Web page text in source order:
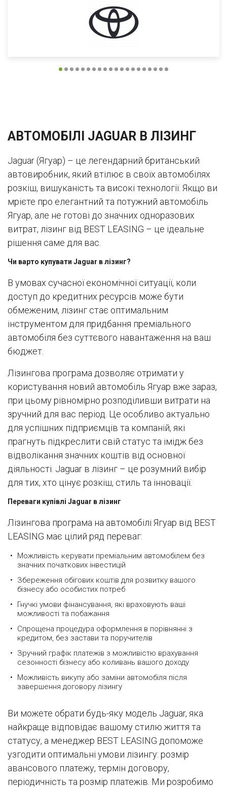
АВТОМОБІЛІ JAGUAR В ЛІЗИНГ
Jaguar (Ягуар) – це легендарний британський
автовиробник, який втілює в своїх автомобілях
розкіш, вишуканість та високі технології. Якщо ви
мрієте про елегантний та потужний автомобіль
Ягуар, але не готові до значних одноразових
витрат, лізинг від BEST LEASING – це ідеальне
рішення саме для вас.
Чи варто купувати Jaguar в лізинг?
В умовах сучасної економічної ситуації, коли
доступ до кредитних ресурсів може бути
обмеженим, лізинг стає оптимальним
інструментом для придбання преміального
автомобіля без суттєвого навантаження на ваш
бюджет.
Лізингова програма дозволяє отримати у
користування новий автомобіль Ягуар вже зараз,
при цьому рівномірно розподіливши витрати на
зручний для вас період. Це особливо актуально
для успішних підприємців та компаній, які
прагнуть підкреслити свій статус та імідж без
відволікання значних коштів від основної
діяльності. Jaguar в лізинг – це розумний вибір
для тих, хто цінує розкіш, стиль та інновації.
Переваги купівлі Jaguar в лізинг
Лізингова програма на автомобілі Ягуар від BEST
LEASING має цілий ряд переваг:
Можливість керувати преміальним автомобілем без
значних початкових інвестицій
Збереження обігових коштів для розвитку вашого
бізнесу або особистих потреб
Гнучкі умови фінансування, які враховують ваші
можливості та побажання
Спрощена процедура оформлення в порівнянні з
кредитом, без застави та поручителів
Зручний графік платежів з можливістю врахування
сезонності бізнесу або коливань вашого доходу
Можливість викупу або заміни автомобіля після
завершення договору лізингу
Ви можете обрати будь-яку модель Jaguar, яка
найкраще відповідає вашому стилю життя та
статусу, а менеджер BEST LEASING допоможе
узгодити оптимальні умови лізингу: розмір
авансового платежу, термін договору,
періодичність та розмір платежів. Ми розробимо